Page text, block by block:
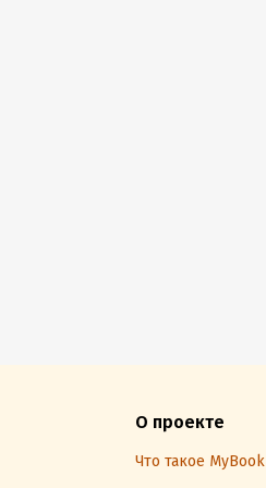
О проекте
Что такое MyBook